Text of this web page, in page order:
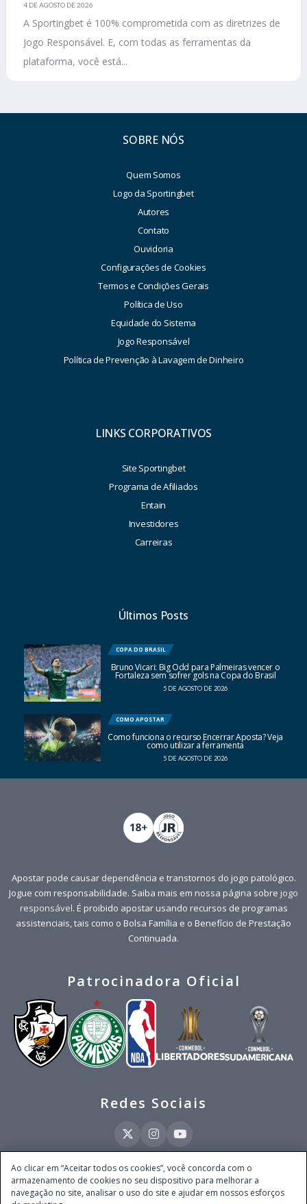
4 DE AGOSTO DE 2026
A Sportingbet é 100% comprometida com as diretrizes de
Jogo Responsável. E, com todas as ferramentas da
plataforma, você está...
SOBRE NÓS
Quem Somos
Logo da Sportingbet
Autores
Contato
Ouvidoria
Configurações de Cookies
Termos e Condições Gerais
Política de Uso
Equidade do Sistema
Jogo Responsável
Política de Prevenção à Lavagem de Dinheiro
LINKS CORPORATIVOS
Site Sportingbet
Programa de Afiliados
Entain
Investidores
Carreiras
Últimos Posts
COPA DO BRASIL
Bruno Vicari: Big Odd para Palmeiras vencer o
Fortaleza sem sofrer gols na Copa do Brasil
5 DE AGOSTO DE 2026
COMO APOSTAR
Como funciona o recurso Encerrar Aposta? Veja
como utilizar a ferramenta
5 DE AGOSTO DE 2026
Apostar pode causar dependência e transtornos do jogo patológico.
Jogue com responsabilidade. Saiba mais em nossa página sobre jogo
responsável. É proibido apostar usando recursos de programas
assistenciais, tais como o Bolsa Família e o Benefício de Prestação
Continuada.
Patrocinadora Oficial
Redes Sociais
Este site é operado pela Ventmear Brasil LTDA (CNPJ 52.868.380/0001-84), com
endereço na Avenida Brigadeiro Faria Lima, nº 4.055, 3º andar, Itaim Bibi, no
Ao clicar em “Aceitar todos os cookies”, você concorda com o
armazenamento de cookies no seu dispositivo para melhorar a
navegação no site, analisar o uso do site e ajudar em nossos esforços